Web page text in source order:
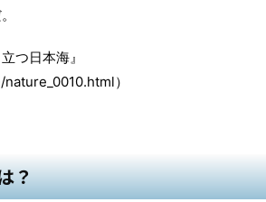
つ日本海』
）
？